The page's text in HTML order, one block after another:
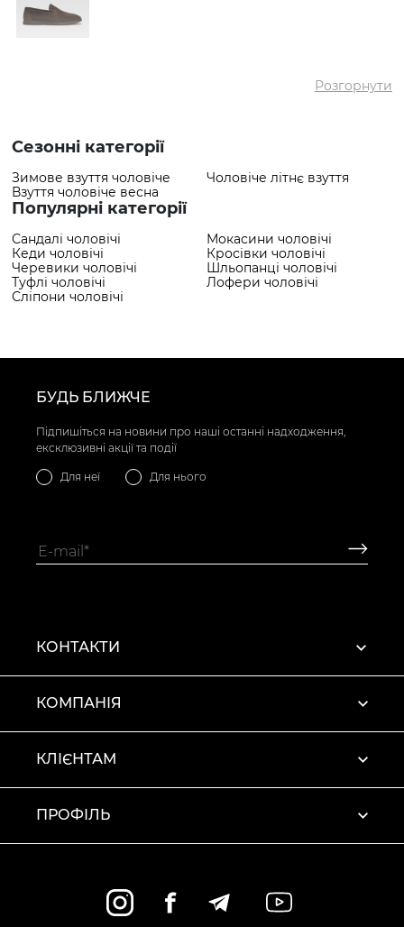
Сезонні категорії
Зимове взуття чоловіче
Чоловіче літнє взуття
Взуття чоловіче весна
Популярні категорії
Сандалі чоловічі
Мокасини чоловічі
Кеди чоловічі
Кросівки чоловічі
Черевики чоловічі
Шльопанці чоловічі
Туфлі чоловічі
Лофери чоловічі
Сліпони чоловічі
Розгорнути
БУДЬ БЛИЖЧЕ
Підпишіться на новини про наші останні надходження,
ексклюзивні акції та події
Для неї Для нього
КОНТАКТИ
КОМПАНІЯ
КЛІЄНТАМ
ПРОФІЛЬ